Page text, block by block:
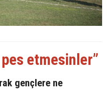
etmesinler”
gençlere ne